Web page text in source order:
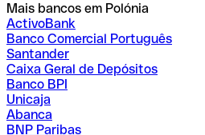
Mais bancos em Polónia
ActivoBank
Banco Comercial Português
Santander
Caixa Geral de Depósitos
Banco BPI
Unicaja
Abanca
BNP Paribas